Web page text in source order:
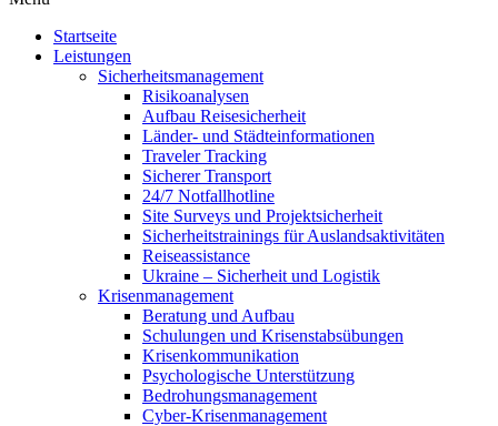
Startseite
Leistungen
Sicherheitsmanagement
Risikoanalysen
Aufbau Reisesicherheit
Länder- und Städteinformationen
Traveler Tracking
Sicherer Transport
24/7 Notfallhotline
Site Surveys und Projektsicherheit
Sicherheitstrainings für Auslandsaktivitäten
Reiseassistance
Ukraine – Sicherheit und Logistik
Krisenmanagement
Beratung und Aufbau
Schulungen und Krisenstabsübungen
Krisenkommunikation
Psychologische Unterstützung
Bedrohungsmanagement
Cyber-Krisenmanagement